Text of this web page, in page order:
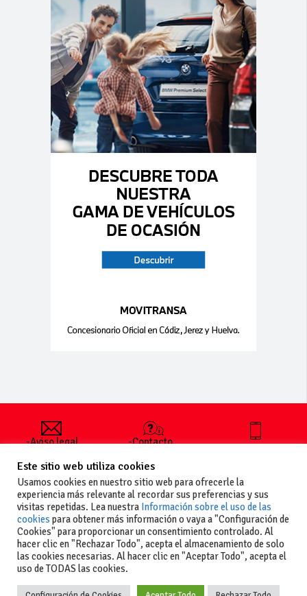
-Aviso legal
generales
de uso
-Política de
privacidad
-Política de
cookies
-Contacto
publicar un
anuncio
-Vende+
+34 627 35
Este sitio web utiliza cookies
Usamos cookies en nuestro sitio web para ofrecerle la
experiencia más relevante al recordar sus preferencias y sus
visitas repetidas. Lea nuestra Información sobre el uso de las
cookies para obtener más información o vaya a "Configuración de
Cookies" para proporcionar un consentimiento controlado. Al
hacer clic en "Rechazar Todo", acepta el almacenamiento de solo
las cookies necesarias. Al hacer clic en "Aceptar Todo", acepta el
uso de TODAS las cookies.